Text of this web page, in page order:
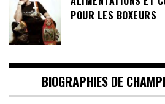
POUR LES BOXEURS
BIOGRAPHIES DE